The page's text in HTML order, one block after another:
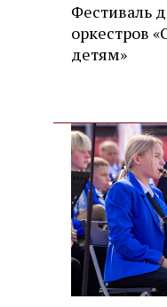
Фестиваль
оркестров
детям»